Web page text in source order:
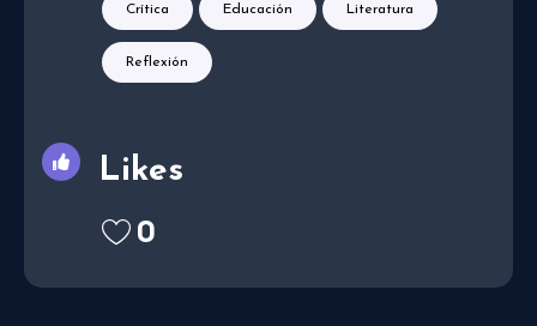
Crítica Educación Literatura
Reflexión
Likes
0